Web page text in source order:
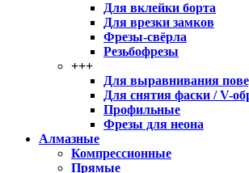
Для вклейки борта
Для врезки замков
Фрезы-свёрла
Резьбофрезы
+++
Для выравнивания
Для снятия фаски / V-
Профильные
Фрезы для неона
Алмазные
Компрессионные
Прямые